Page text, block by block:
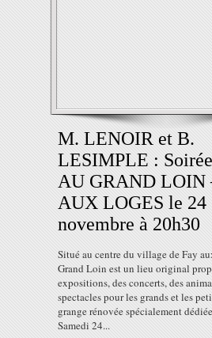
M. LENOIR et B.
LESIMPLE :
AU GRAND LOIN
AUX LOGES le 24
novembre à 20h30
Situé au centre du village de Fay
Grand Loin est un lieu original
expositions, des concerts, des
spectacles pour les grands et les
grange rénovée spécialement
Samedi 24...